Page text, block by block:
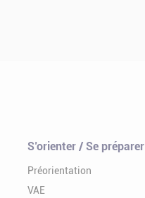
S’orienter / Se préparer
Préorientation
VAE